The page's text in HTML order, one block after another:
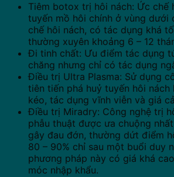
Tiêm botox trị hôi nách: Ức chế
tuyến mồ hôi chính ở vùng dưới
chế hôi nách, có tác dụng khá
thường xuyên khoảng 6 – 12
Đi tinh chất: Ưu điểm tác dụng
chăng nhưng chỉ có tác dụng
Điều trị Ultra Plasma: Sử dụng
tiên tiến phá huỷ tuyến hôi nách
kéo, tác dụng vĩnh viễn và giá
Điều trị Miradry: Công nghệ trị
phẫu thuật được ưa chuộng
gây đau đớn, thường dứt điểm
80 – 90% chỉ sau một buổi duy
phương pháp này có giá khá
móc nhập khẩu.